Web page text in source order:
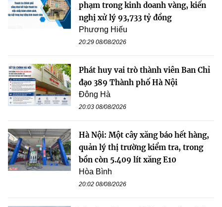
phạm trong kinh doanh vàng, kiến
nghị xử lý 93,733 tỷ đồng
Phương Hiếu
20:29 08/08/2026
Phát huy vai trò thành viên Ban Chỉ
đạo 389 Thành phố Hà Nội
Đông Hà
20:03 08/08/2026
Hà Nội: Một cây xăng báo hết hàng,
quản lý thị trường kiểm tra, trong
bồn còn 5.409 lít xăng E10
Hòa Bình
20:02 08/08/2026